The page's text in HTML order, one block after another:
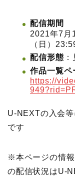
配信期間
2021年7月
（日）
配信形態
作品一覧ペ
https://
U-NEXTの入会
です
※本ページの情
の配信状況はU-